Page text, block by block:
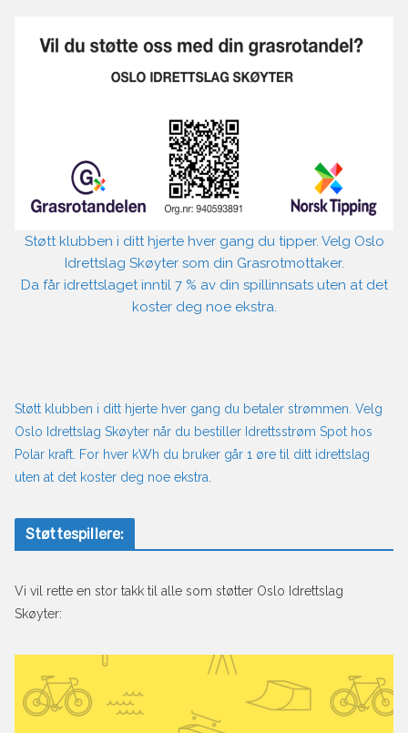
Støtt klubben i ditt hjerte hver gang du tipper. Velg Oslo
Idrettslag Skøyter som din Grasrotmottaker.
Da får idrettslaget inntil 7 % av din spillinnsats uten at det
koster deg noe ekstra.
Støtt klubben i ditt hjerte hver gang du betaler strømmen. Velg
Oslo Idrettslag Skøyter når du bestiller Idrettsstrøm Spot hos
Polar kraft. For hver kWh du bruker går 1 øre til ditt idrettslag
uten at det koster deg noe ekstra.
Støttespillere:
Vi vil rette en stor takk til alle som støtter Oslo Idrettslag
Skøyter: